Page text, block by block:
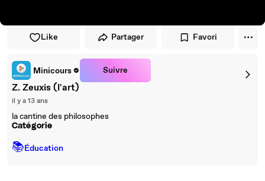
Like Partager Favori
Minicours Suivre
Z. Zeuxis (l'art)
il y a 13 ans
la cantine des philosophes
Catégorie
📚Éducation